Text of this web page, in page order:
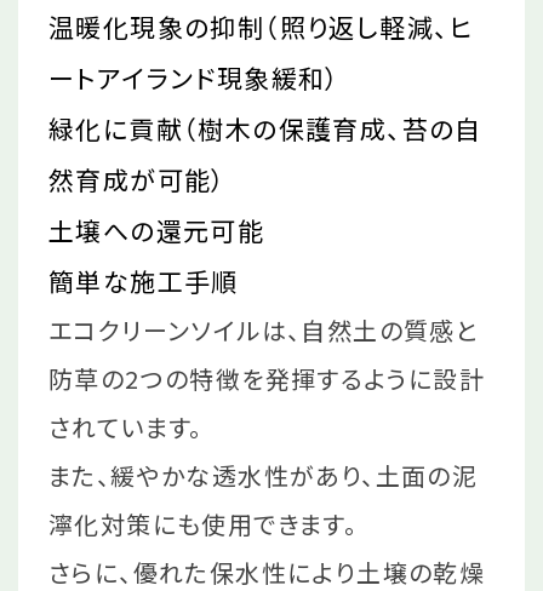
温暖化現象の抑制（照り返し軽減、ヒ
ートアイランド現象緩和）
緑化に貢献（樹木の保護育成、苔の自
然育成が可能）
土壌への還元可能
簡単な施工手順
エコクリーンソイルは、自然土の質感と
防草の2つの特徴を発揮するように設計
されています。
また、緩やかな透水性があり、土面の泥
濘化対策にも使用できます。
さらに、優れた保水性により土壌の乾燥